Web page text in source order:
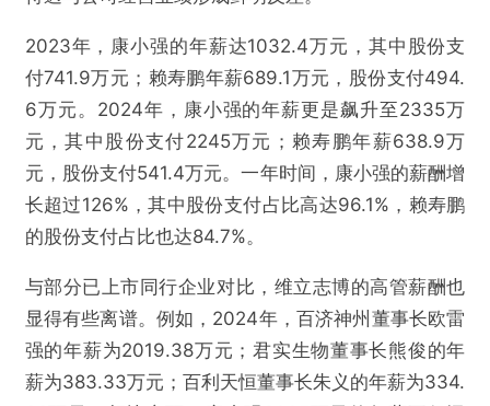
@商业范儿
股东“出逃”！维立志博零产品零收入高亏损冲刺I
PO
欺诈 色情 诱导行为
提交
2023年，康小强的年薪达1032.4万元，其中股份支
付741.9万元；赖寿鹏年薪689.1万元，股份支付494.
6万元。2024年，康小强的年薪更是飙升至2335万
元，其中股份支付2245万元；赖寿鹏年薪638.9万
元，股份支付541.4万元。一年时间，康小强的薪酬增
长超过126%，其中股份支付占比高达96.1%，赖寿鹏
的股份支付占比也达84.7%。
与部分已上市同行企业对比，维立志博的高管薪酬也
显得有些离谱。例如，2024年，百济神州董事长欧雷
强的年薪为2019.38万元；君实生物董事长熊俊的年
薪为383.33万元；百利天恒董事长朱义的年薪为334.